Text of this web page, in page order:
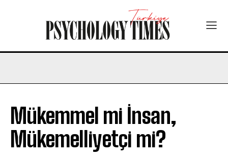
Mükemmel mi İnsan,
Mükemelliyetçi mi?